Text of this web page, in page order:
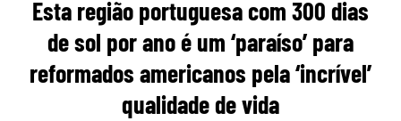
Esta região portuguesa com 300 dias
de sol por ano é um ‘paraíso’ para
reformados americanos pela ‘incrível’
qualidade de vida